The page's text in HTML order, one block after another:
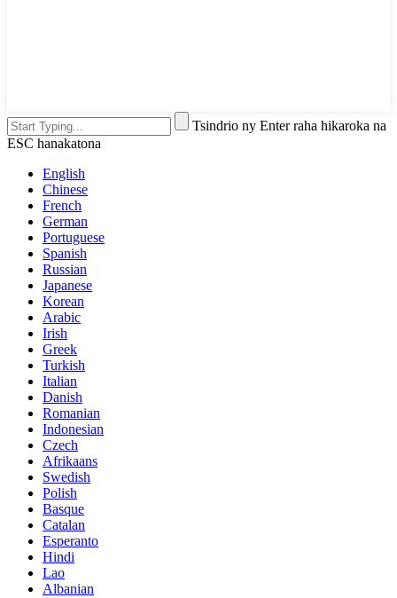
Tsindrio ny Enter raha hikaroka na
ESC hanakatona
English
Chinese
French
German
Portuguese
Spanish
Russian
Japanese
Korean
Arabic
Irish
Greek
Turkish
Italian
Danish
Romanian
Indonesian
Czech
Afrikaans
Swedish
Polish
Basque
Catalan
Esperanto
Hindi
Lao
Albanian